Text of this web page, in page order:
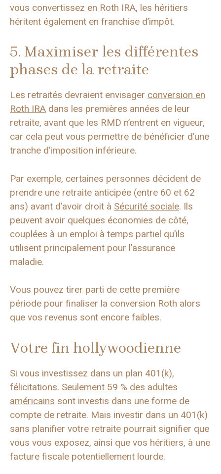
vous convertissez en Roth IRA, les héritiers
héritent également en franchise d’impôt.
5. Maximiser les différentes
phases de la retraite
Les retraités devraient envisager conversion en
Roth IRA dans les premières années de leur
retraite, avant que les RMD n’entrent en vigueur,
car cela peut vous permettre de bénéficier d’une
tranche d’imposition inférieure.
Par exemple, certaines personnes décident de
prendre une retraite anticipée (entre 60 et 62
ans) avant d’avoir droit à Sécurité sociale. Ils
peuvent avoir quelques économies de côté,
couplées à un emploi à temps partiel qu’ils
utilisent principalement pour l’assurance
maladie.
Vous pouvez tirer parti de cette première
période pour finaliser la conversion Roth alors
que vos revenus sont encore faibles.
Votre fin hollywoodienne
Si vous investissez dans un plan 401(k),
félicitations. Seulement 59 % des adultes
américains sont investis dans une forme de
compte de retraite. Mais investir dans un 401(k)
sans planifier votre retraite pourrait signifier que
vous vous exposez, ainsi que vos héritiers, à une
facture fiscale potentiellement lourde.